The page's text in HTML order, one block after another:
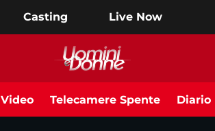
Casting Live Now
Video Telecamere Spente Diario